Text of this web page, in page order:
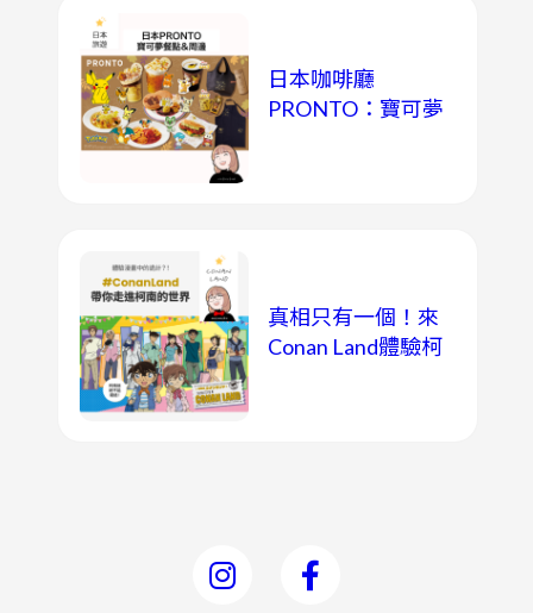
日本咖啡廳
PRONTO：寶可夢
真相只有一個！來
Conan Land體驗柯